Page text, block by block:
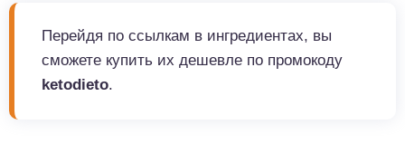
Перейдя по ссылкам в ингредиентах, вы
сможете купить их дешевле по промокоду
ketodieto.